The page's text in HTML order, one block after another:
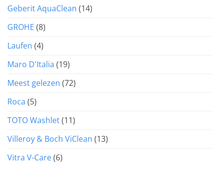
Geberit AquaClean (14)
GROHE (8)
Laufen (4)
Maro D'Italia (19)
Meest gelezen (72)
Roca (5)
TOTO Washlet(11)
Villeroy & Boch ViClean (13)
Vitra V-Care(6)